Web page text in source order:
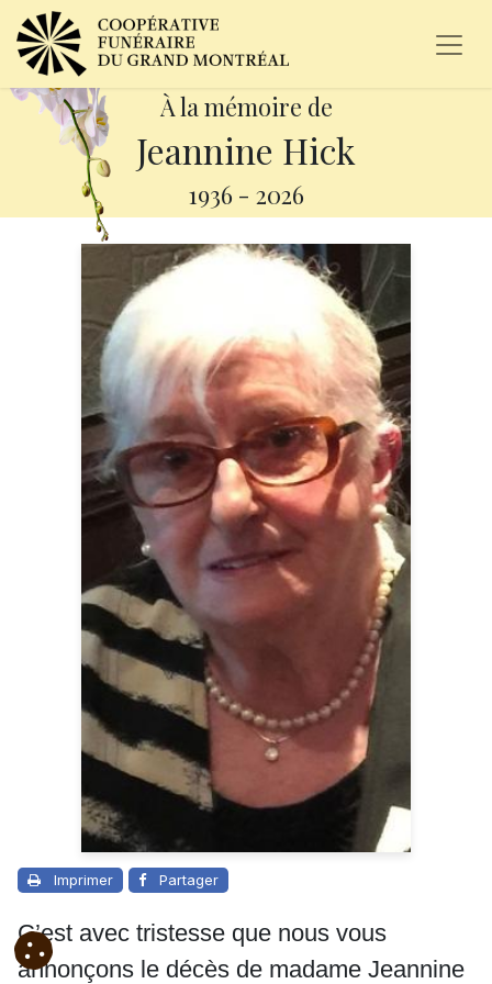
À la mémoire de
Jeannine Hick
1936 - 2026
Imprimer Partager
C’est avec tristesse que nous vous
annonçons le décès de madame Jeannine